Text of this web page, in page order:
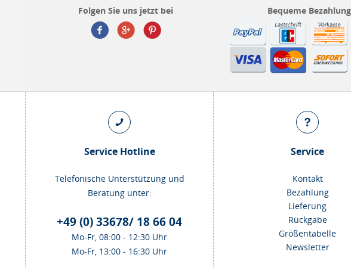
Folgen Sie uns jetzt bei Bequeme Bezahlung
Service Hotline
Telefonische Unterstützung und
Beratung unter:
+49 (0) 33678/ 18 66 04
Mo-Fr, 08:00 - 12:30 Uhr
Mo-Fr, 13:00 - 16:30 Uhr
Service
Kontakt
Bezahlung
Lieferung
Rückgabe
Größentabelle
Newsletter